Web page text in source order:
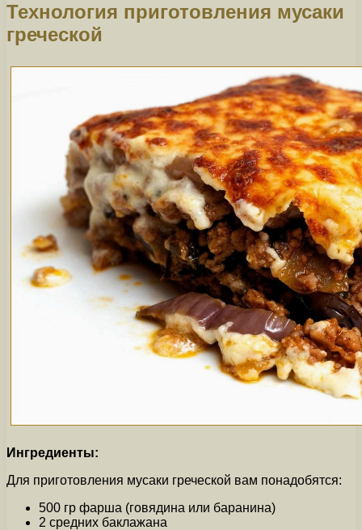
Технология приготовления мусаки
греческой
Ингредиенты:
Для приготовления мусаки греческой вам понадобятся:
500 гр фарша (говядина или баранина)
2 средних баклажана